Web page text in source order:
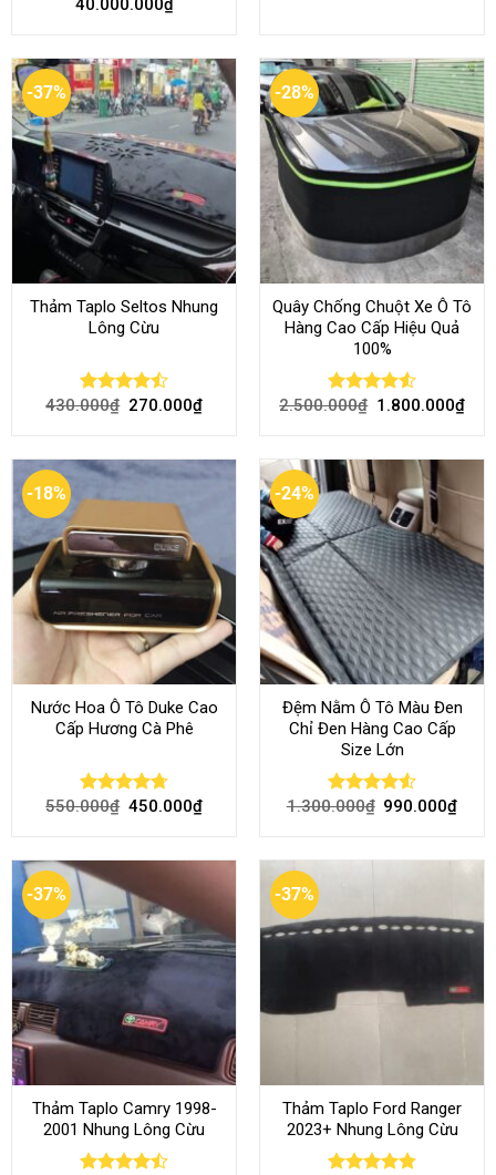
out of 5
40.000.000₫
-37%
Thảm Taplo Seltos Nhung
Lông Cừu
Rated
430.000₫ 270.000₫
-28%
Quây Chống Chuột Xe Ô Tô
Hàng Cao Cấp Hiệu Quả
100%
Rated 4.51
2.500.000₫ 1.800.000₫
-18%
Nước Hoa Ô Tô Duke Cao
Cấp Hương Cà Phê
Rated4.70
550.000₫ 450.000₫
-24%
Đệm Nằm Ô Tô Màu Đen
Chỉ Đen Hàng Cao Cấp
Size Lớn
Rated 4.54
1.300.000₫ 990.000₫
-37%
Thảm Taplo Camry 1998-
2001 Nhung Lông Cừu
-37%
Thảm Taplo Ford Ranger
2023+ Nhung Lông Cừu